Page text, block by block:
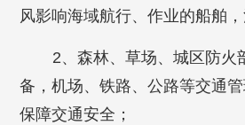
风影响海域航行、作业的船舶，
2、森林、草场、城区防火
备，机场、铁路、公路等交通
保障交通安全；